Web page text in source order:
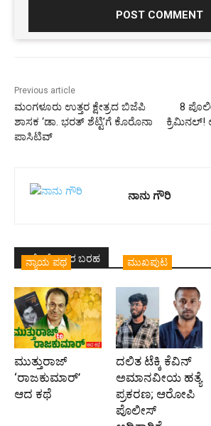
Previous article
ಮಂಗಳೂರು ಉತ್ತರ ಕ್ಷೇತ್ರದ ಬಿಜೆಪಿ
ಶಾಸಕ ‘ಡಾ. ಭರತ್ ಶೆಟ್ಟಿ’ಗೆ ಕೊರೊನಾ
ಪಾಸಿಟಿವ್
8
ಕ್ರಿಮಿನಲ್!
ನಾನು ಗೌರಿ
ಇದೇ ಲೇಖಕರ ಬರಹ
ನ್ಯಾಯ ಪಥ
ಮುತ್ತುರಾಜ್
‘ರಾಜಕುಮಾರ್‍’
ಆದ ಕಥೆ
ಮುಖಪುಟ
ದಲಿತ ಟೆಕ್ಕಿ ಕೆವಿನ್
ಅಮಾನವೀಯ ಹತ್ಯೆ
ಪ್ರಕರಣ; ಆರೋಪಿ
ಪೊಲೀಸ್‌